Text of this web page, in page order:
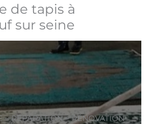
de tapis à
sur seine
~ RÉPARATION ~ RÉNOVATION